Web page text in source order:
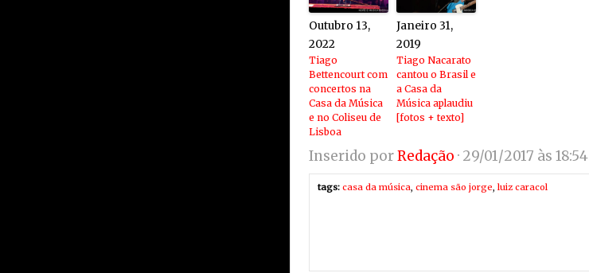
Outubro 13,
2022
Tiago
Bettencourt com
concertos na
Casa da Música
e no Coliseu de
Lisboa
Janeiro 31,
2019
Tiago Nacarato
cantou o Brasil e
a Casa da
Música aplaudiu
[fotos + texto]
Inserido porRedação · 29/01/2017 às 18:54
tags: casa da música, cinema são jorge, luiz caracol